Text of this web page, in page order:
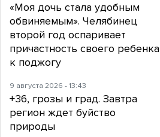
«Моя дочь стала удобным
обвиняемым». Челябинец
второй год оспаривает
причастность своего ребенка
к поджогу
9 августа 2026 - 13:43
+36, грозы и град. Завтра
регион ждет буйство
природы